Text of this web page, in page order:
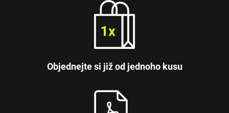
Objednejte si již od jednoho kusu